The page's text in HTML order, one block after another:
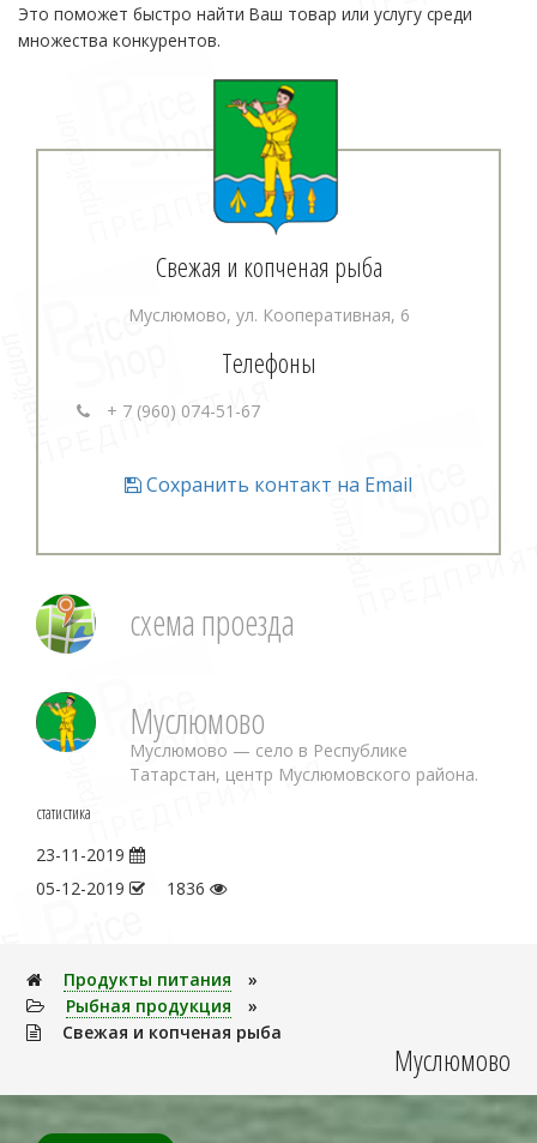
Это поможет быстро найти Ваш товар или услугу среди
множества конкурентов.
Свежая и копченая рыба
Муслюмово, ул. Кооперативная, 6
Телефоны
+ 7 (960) 074-51-67
Сохранить контакт на Email
схема проезда
Муслюмово
Муслюмово — село в Республике
Татарстан, центр Муслюмовского района.
статистика
23-11-2019
05-12-2019
1836
Продукты питания
»
Рыбная продукция
»
Свежая и копченая рыба
Муслюмово